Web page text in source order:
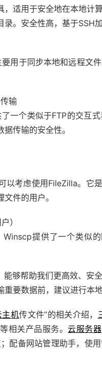
，适用于安全地在本地计
。安全性高，基于SSH
用于同步本地和远程文
输
一个类似于FTP的交互
传输的安全性。
考虑使用FileZilla。它
件的用户。
）
提供了一个类似
够帮助我们更高效、安
要数据前，建议进行本
主机传文件”的相关介绍，
相关产品服务。云服务器
配备网站管理助手，使